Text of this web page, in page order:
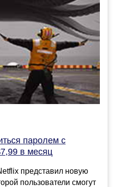
паролем с
в месяц
представил новую
пользователи смогут